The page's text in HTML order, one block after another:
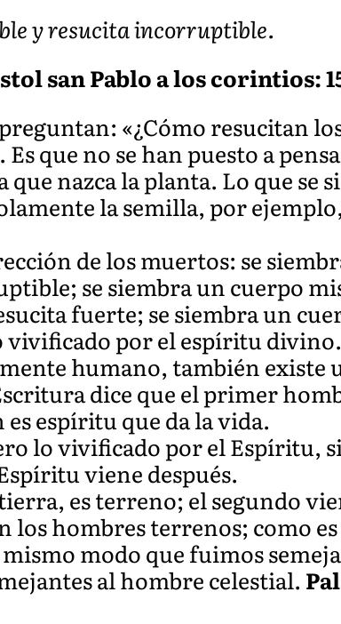
y resucita incorruptible.
san Pablo a los corintios:
«¿Cómo resucitan
que no se han puesto a
nazca la planta. Lo que se
la semilla, por
de los muertos: se
se siembra un cuerpo
fuerte; se siembra un
vivificado por el espíritu divino.
humano, también existe
dice que el primer
espíritu que da la vida.
lo vivificado por el Espíritu,
viene después.
es terreno; el segundo
los hombres terrenos; como
modo que fuimos
al hombre celestial.